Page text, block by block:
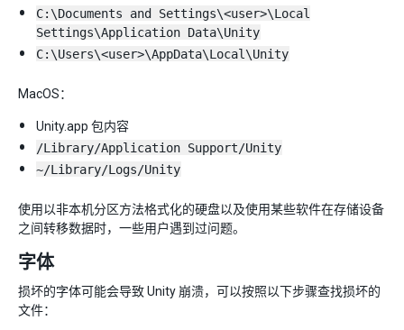
C:\Documents and Settings\<user>\Local
Settings\Application Data\Unity
C:\Users\<user>\AppData\Local\Unity
MacOS：
Unity.app 包内容
/Library/Application Support/Unity
~/Library/Logs/Unity
使用以非本机分区方法格式化的硬盘以及使用某些软件在存储设备
之间转移数据时，一些用户遇到过问题。
字体
损坏的字体可能会导致 Unity 崩溃，可以按照以下步骤查找损坏的
文件：